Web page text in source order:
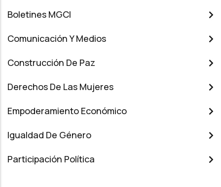
Boletines MGCI
Comunicación Y Medios
Construcción De Paz
Derechos De Las Mujeres
Empoderamiento Económico
Igualdad De Género
Participación Política